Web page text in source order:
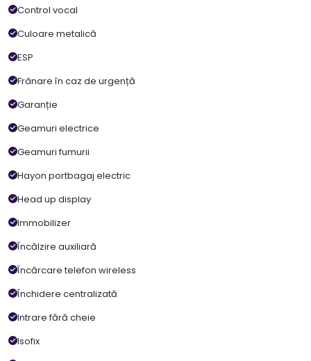
Control vocal
Culoare metalică
ESP
Frânare în caz de urgență
Garanție
Geamuri electrice
Geamuri fumurii
Hayon portbagaj electric
Head up display
Immobilizer
Încălzire auxiliară
Încărcare telefon wireless
Închidere centralizată
Intrare fără cheie
Isofix